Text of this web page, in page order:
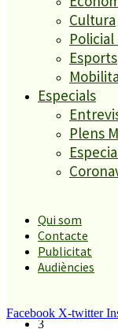
Cultura
Esports
Especials
Plens
Qui som
Contacte
Publicitat
Audiències
Facebook X-twitter
ESPORTS
Un historiador
Un grup de
5
Normalitat a
El més llegit
ESPORTS
2
Tanquen un
3